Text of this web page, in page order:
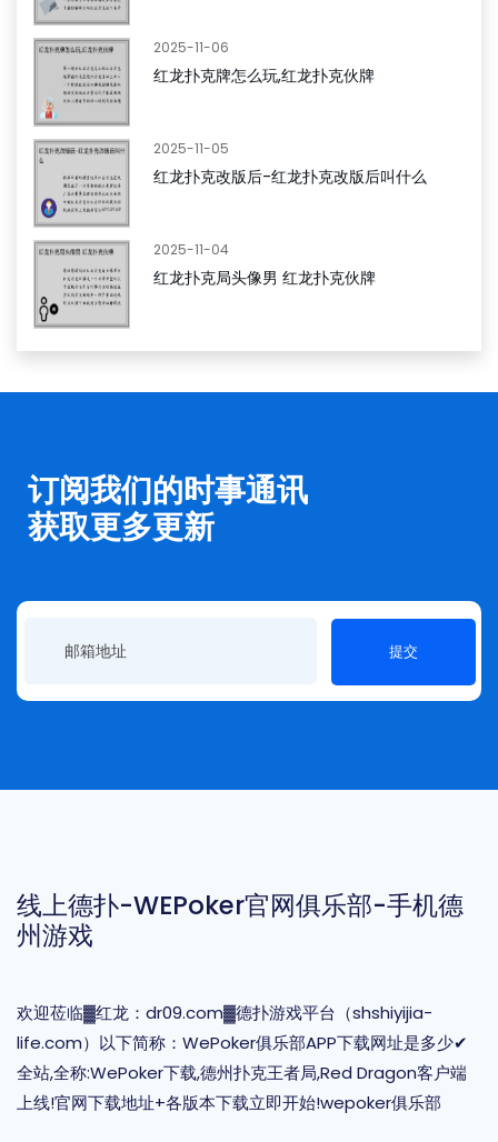
2025-11-06
红龙扑克牌怎么玩,红龙扑克伙牌
2025-11-05
红龙扑克改版后-红龙扑克改版后叫什么
2025-11-04
红龙扑克局头像男 红龙扑克伙牌
订阅我们的时事通讯
获取更多更新
提交
线上德扑-WEPoker官网俱乐部-手机德
州游戏
欢迎莅临▓红龙：dr09.com▓德扑游戏平台（shshiyijia-
life.com）以下简称：WePoker俱乐部APP下载网址是多少✔
全站,全称:WePoker下载,德州扑克王者局,Red Dragon客户端
上线!官网下载地址+各版本下载立即开始!wepoker俱乐部